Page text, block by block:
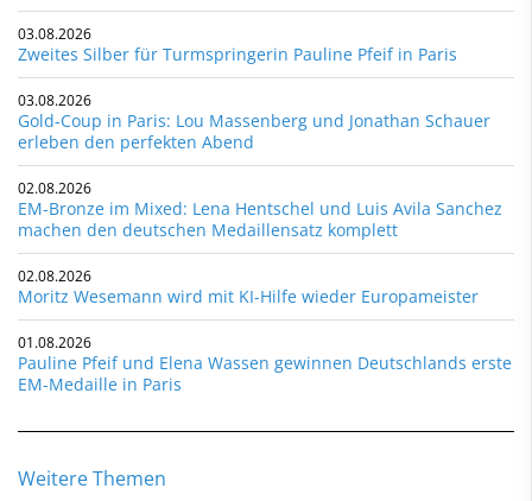
03.08.2026
Zweites Silber für Turmspringerin Pauline Pfeif in Paris
03.08.2026
Gold-Coup in Paris: Lou Massenberg und Jonathan Schauer
erleben den perfekten Abend
02.08.2026
EM-Bronze im Mixed: Lena Hentschel und Luis Avila Sanchez
machen den deutschen Medaillensatz komplett
02.08.2026
Moritz Wesemann wird mit KI-Hilfe wieder Europameister
01.08.2026
Pauline Pfeif und Elena Wassen gewinnen Deutschlands erste
EM-Medaille in Paris
Weitere Themen